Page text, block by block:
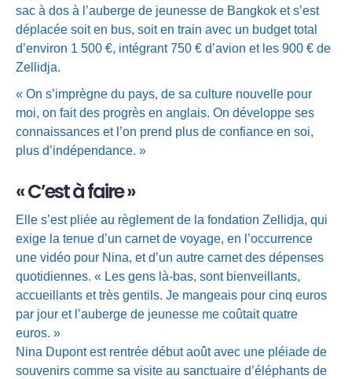
sac à dos à l’auberge de jeunesse de Bangkok et s’est
déplacée soit en bus, soit en train avec un budget total
d’environ 1 500 €, intégrant 750 € d’avion et les 900 € de
Zellidja.
« On s’imprègne du pays, de sa culture nouvelle pour
moi, on fait des progrès en anglais. On développe ses
connaissances et l’on prend plus de confiance en soi,
plus d’indépendance. »
« C’est à faire »
Elle s’est pliée au règlement de la fondation Zellidja, qui
exige la tenue d’un carnet de voyage, en l’occurrence
une vidéo pour Nina, et d’un autre carnet des dépenses
quotidiennes. « Les gens là-bas, sont bienveillants,
accueillants et très gentils. Je mangeais pour cinq euros
par jour et l’auberge de jeunesse me coûtait quatre
euros. »
Nina Dupont est rentrée début août avec une pléiade de
souvenirs comme sa visite au sanctuaire d’éléphants de